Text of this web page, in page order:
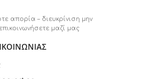
απορία – διευκρίνιση μην
μαζί μας